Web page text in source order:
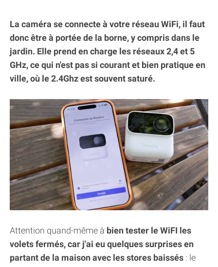
La caméra se connecte à votre réseau WiFi, il faut
donc être à portée de la borne, y compris dans le
jardin. Elle prend en charge les réseaux 2,4 et 5
GHz, ce qui n'est pas si courant et bien pratique en
ville, où le 2.4Ghz est souvent saturé.
Attention quand-même à bien tester le WiFI les
volets fermés, car j'ai eu quelques surprises en
partant de la maison avec les stores baissés : le